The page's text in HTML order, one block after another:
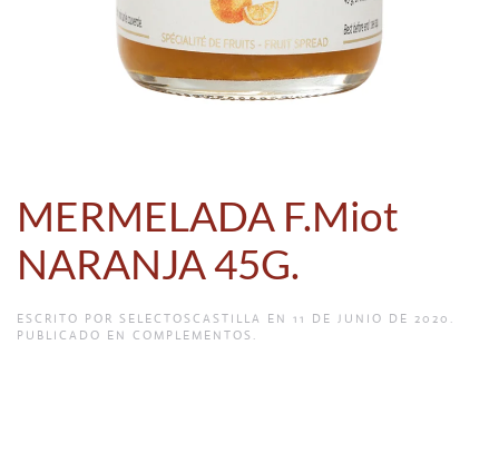
MERMELADA F.Miot
NARANJA 45G.
ESCRITO POR SELECTOSCASTILLA EN 11 DE JUNIO DE 2020
PUBLICADO EN COMPLEMENTOS